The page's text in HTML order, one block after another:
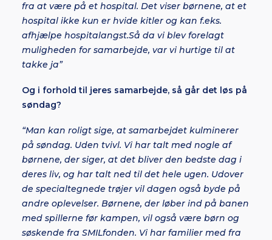
fra at være på et hospital. Det viser børnene, at et
hospital ikke kun er hvide kitler og kan f.eks.
afhjælpe hospitalangst.Så da vi blev forelagt
muligheden for samarbejde, var vi hurtige til at
takke ja”
Og i forhold til jeres samarbejde, så går det løs på
søndag?
“Man kan roligt sige, at samarbejdet kulminerer
på søndag. Uden tvivl. Vi har talt med nogle af
børnene, der siger, at det bliver den bedste dag i
deres liv, og har talt ned til det hele ugen. Udover
de specialtegnede trøjer vil dagen også byde på
andre oplevelser. Børnene, der løber ind på banen
med spillerne før kampen, vil også være børn og
søskende fra SMILfonden. Vi har familier med fra